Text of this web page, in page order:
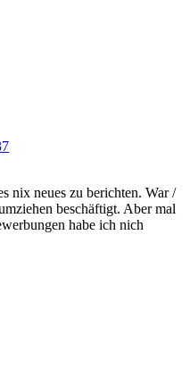
nix neues zu berichten. War /
beschäftigt. Aber mal
habe ich nich